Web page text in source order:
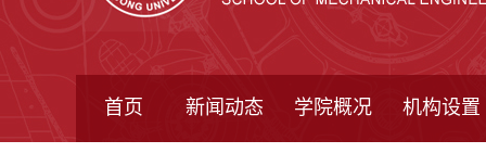
首页 新闻动态 学院概况 机构设置